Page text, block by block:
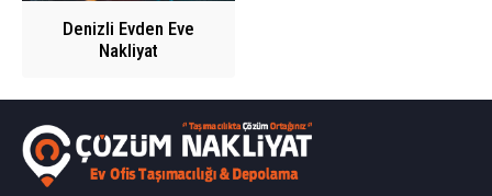
Denizli Evden Eve
Nakliyat